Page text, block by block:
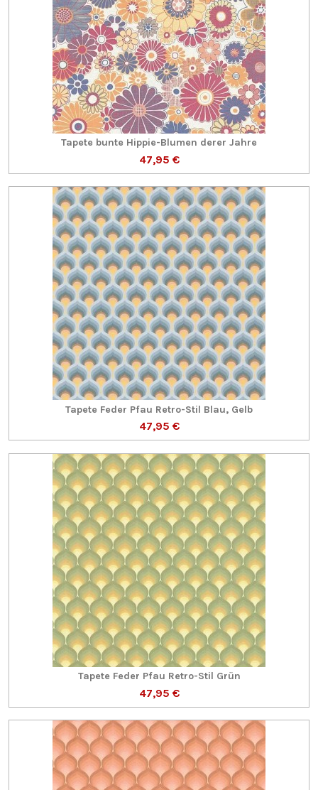
Tapete bunte Hippie-Blumen derer Jahre
47,95 €
Tapete Feder Pfau Retro-Stil Blau, Gelb
47,95 €
Tapete Feder Pfau Retro-Stil Grün
47,95 €